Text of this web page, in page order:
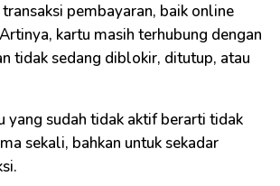
pembayaran, baik online
kartu masih terhubung dengan
tidak sedang diblokir, ditutup, atau
yang sudah tidak aktif berarti tidak
sekali, bahkan untuk sekadar